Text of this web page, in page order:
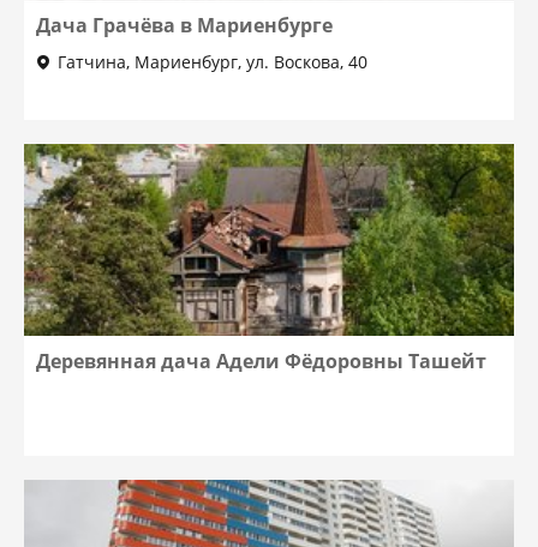
Дача Грачёва в Мариенбурге
Гатчина, Мариенбург, ул. Воскова, 40
Деревянная дача Адели Фёдоровны Ташейт